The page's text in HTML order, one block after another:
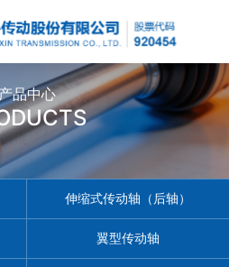
产品中心
伸缩式传动轴（后轴）
翼型传动轴